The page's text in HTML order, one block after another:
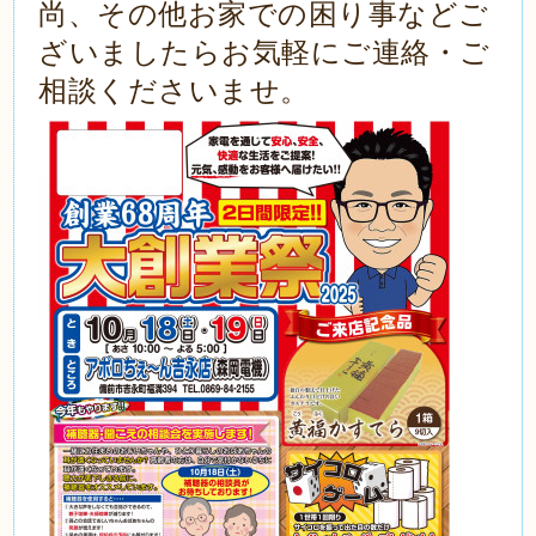
尚、その他お家での困り事などご
ざいましたら お気軽にご連絡・ご
相談くださいませ。